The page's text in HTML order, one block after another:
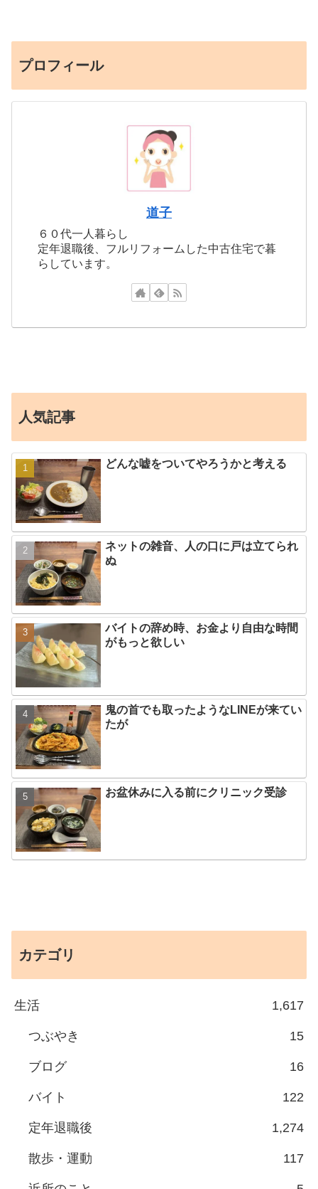
プロフィール
道子
６０代一人暮らし
定年退職後、フルリフォームした中古住宅で暮
らしています。
人気記事
どんな嘘をついてやろうかと考える
ネットの雑音、人の口に戸は立てられ
ぬ
バイトの辞め時、お金より自由な時間
がもっと欲しい
鬼の首でも取ったようなLINEが来てい
たが
お盆休みに入る前にクリニック受診
カテゴリ
生活 1,617
つぶやき 15
ブログ 16
バイト 122
定年退職後 1,274
散歩・運動 117